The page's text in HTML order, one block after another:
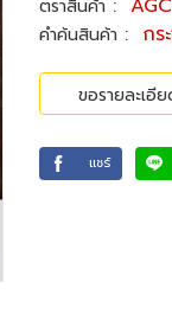
ตราสินค้า
คำค้นสินค้า : กร
ขอรายละเอี
แชร์